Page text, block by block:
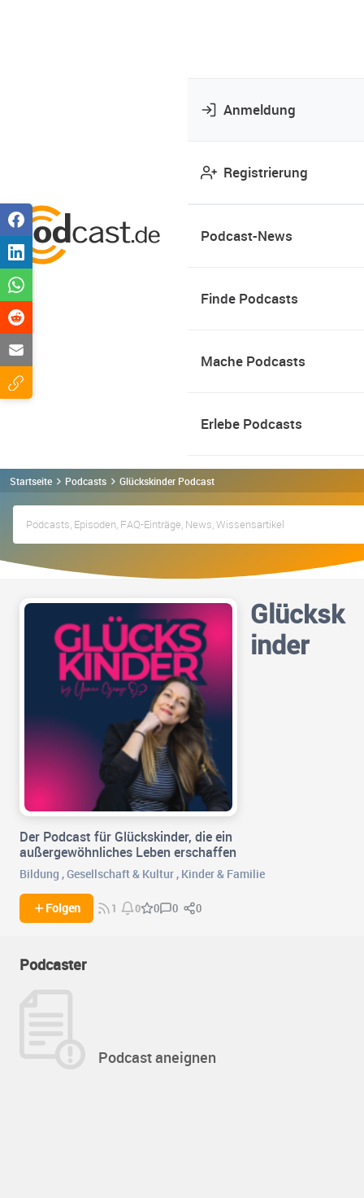
Anmeldung
Registrierung
Podcast-News
Finde Podcasts
Mache Podcasts
Erlebe Podcasts
Startseite Podcasts Glückskinder Podcast
Glücksk
inder
Der Podcast für Glückskinder, die ein
außergewöhnliches Leben erschaffen
Bildung ,Gesellschaft & Kultur , Kinder & Familie
Folgen 1 0 0 0 0
Podcaster
Podcast aneignen